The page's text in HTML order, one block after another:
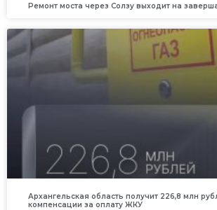
Ремонт моста через Солзу выходит на
Архангельская область получит 226,8 млн
компенсации за оплату ЖКУ